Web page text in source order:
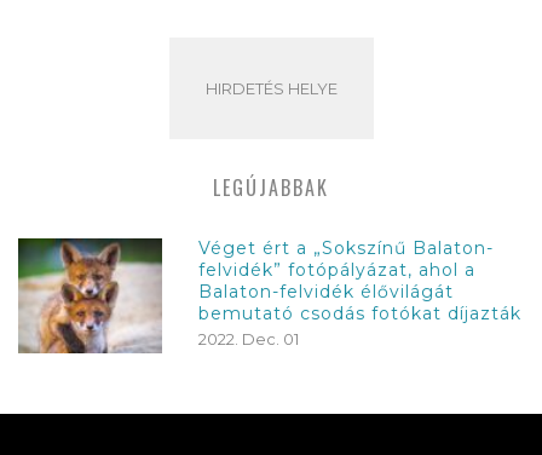
HIRDETÉS HELYE
LEGÚJABBAK
Véget ért a „Sokszínű Balaton-
felvidék” fotópályázat, ahol a
Balaton-felvidék élővilágát
bemutató csodás fotókat díjazták
2022. Dec. 01